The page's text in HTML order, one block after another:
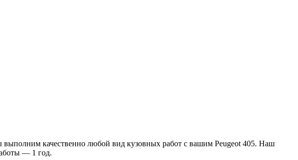
качественно любой вид кузовных работ с вашим Peugeot 405. Наш
— 1 год.